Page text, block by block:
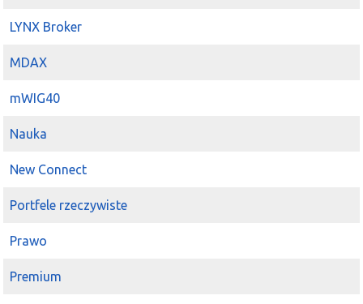
LYNX Broker
MDAX
mWIG40
Nauka
New Connect
Portfele rzeczywiste
Prawo
Premium